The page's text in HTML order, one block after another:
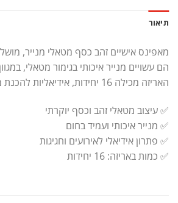
תיאור
מאפינס אישיים זהב כסף מטאלי מנייר,
הם עשויים מנייר איכותי בגימור מטאלי,
האריזה מכילה 16 יחידות, אידיאליות להכנת מאפינס מעוצבים ומרשימים לכל אירוע חגיגי.
✅ עיצוב מטאלי זהב וכסף יוקרתי
✅ מנייר איכותי ועמיד בחום
✅ פתרון אידיאלי לאירועים וחגיגות
✅ כמות באריזה: 16 יחידות